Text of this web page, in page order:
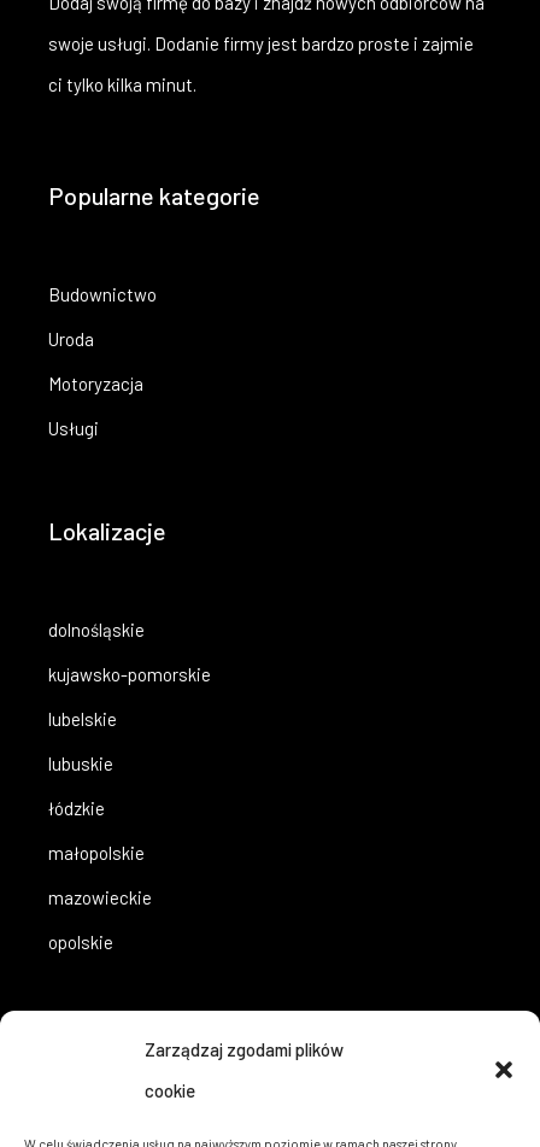
Zarządzaj zgodami plików
cookie
swoje usługi. Dodanie firmy jest bardzo proste i zajmie
ci tylko kilka minut.
Popularne kategorie
Budownictwo
Uroda
Motoryzacja
Usługi
Lokalizacje
dolnośląskie
kujawsko-pomorskie
lubelskie
lubuskie
łódzkie
małopolskie
mazowieckie
opolskie
województwa